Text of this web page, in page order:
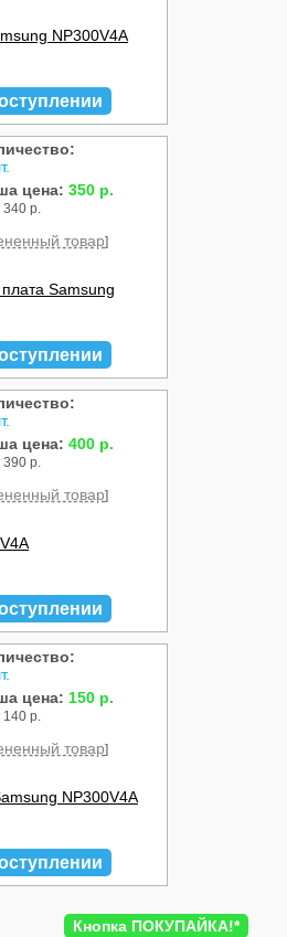
NP300V4A
цена: 350 р.
340 р.
товар]
Samsung
цена: 400 р.
390 р.
товар]
цена: 150 р.
140 р.
товар]
NP300V4A
Кнопка ПОКУПАЙКА!*